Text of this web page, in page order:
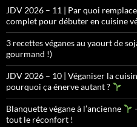
JDV 2026 – 11 | Par quoi
complet pour débuter en cuisine
3 recettes véganes au yaourt de
gourmand !)
JDV 2026 – 10 | Véganiser la
pourquoi ça énerve autant ?
Blanquette végane à l’ancienne
tout le réconfort !